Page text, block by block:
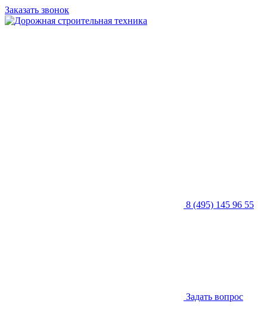
Заказать звонок
8 (495) 145 96 55
Задать вопрос